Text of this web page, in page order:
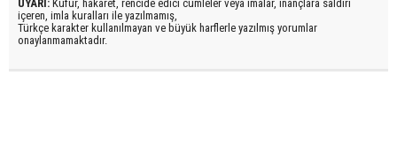
UYARI: Küfür, hakaret, rencide edici cümleler veya imalar, inançlara saldırı
içeren, imla kuralları ile yazılmamış,
Türkçe karakter kullanılmayan ve büyük harflerle yazılmış yorumlar
onaylanmamaktadır.